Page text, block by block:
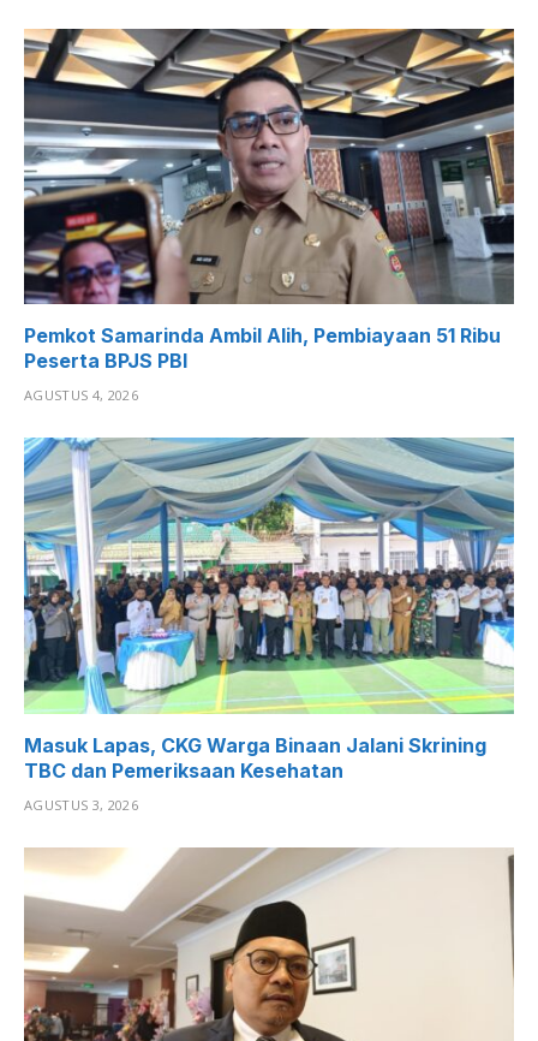
Pemkot Samarinda Ambil Alih, Pembiayaan 51 Ribu
Peserta BPJS PBI
AGUSTUS 4, 2026
Masuk Lapas, CKG Warga Binaan Jalani Skrining
TBC dan Pemeriksaan Kesehatan
AGUSTUS 3, 2026